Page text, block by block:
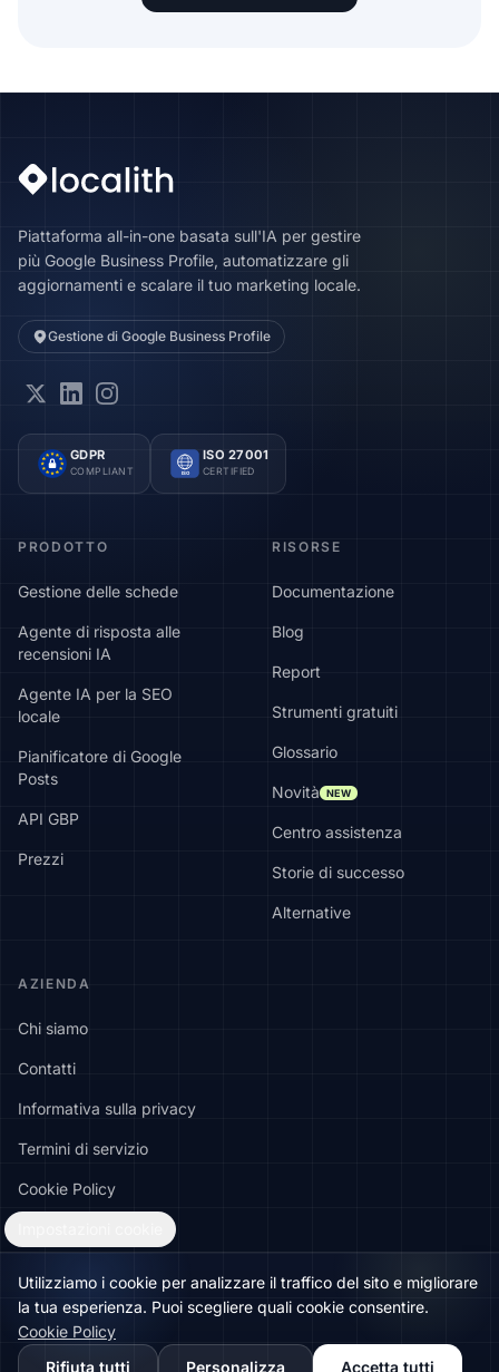
Piattaforma all-in-one basata sull'IA per gestire
più Google Business Profile, automatizzare gli
aggiornamenti e scalare il tuo marketing locale.
Gestione di Google Business Profile
GDPR
COMPLIANT ISO
ISO 27001
CERTIFIED
PRODOTTO
Gestione delle schede
Agente di risposta alle
recensioni IA
Agente IA per la SEO
locale
Pianificatore di Google
Posts
API GBP
Prezzi
RISORSE
Documentazione
Blog
Report
Strumenti gratuiti
Glossario
Novità NEW
Centro assistenza
Storie di successo
Alternative
AZIENDA
Chi siamo
Contatti
Informativa sulla privacy
Termini di servizio
Cookie Policy
© 2026 Localith. Tutti i diritti riservati.
Inizia la tua prova gratuita →
Utilizziamo i cookie per analizzare il traffico del sito e migliorare
la tua esperienza. Puoi scegliere quali cookie consentire.
Cookie Policy
Rifiuta tutti
Personalizza Accetta tutti
🇬🇧Would you prefer this site in English?
View in English